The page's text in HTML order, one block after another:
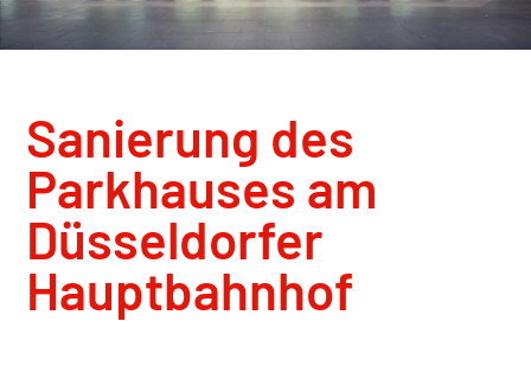
Sanierung des
Parkhauses am
Düsseldorfer
Hauptbahnhof